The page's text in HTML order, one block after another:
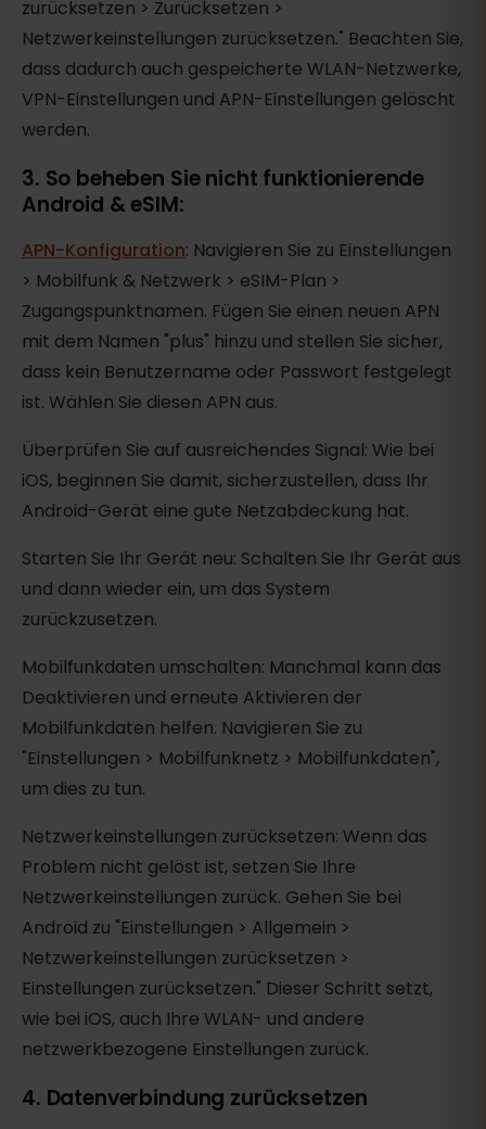
zurücksetzen > Zurücksetzen >
Netzwerkeinstellungen zurücksetzen." Beachten Sie,
dass dadurch auch gespeicherte WLAN-Netzwerke,
VPN-Einstellungen und APN-Einstellungen gelöscht
werden.
3. So beheben Sie nicht funktionierende
Android & eSIM:
APN-Konfiguration: Navigieren Sie zu Einstellungen
> Mobilfunk & Netzwerk > eSIM-Plan >
Zugangspunktnamen. Fügen Sie einen neuen APN
mit dem Namen "plus" hinzu und stellen Sie sicher,
dass kein Benutzername oder Passwort festgelegt
ist. Wählen Sie diesen APN aus.
Überprüfen Sie auf ausreichendes Signal: Wie bei
iOS, beginnen Sie damit, sicherzustellen, dass Ihr
Android-Gerät eine gute Netzabdeckung hat.
Starten Sie Ihr Gerät neu: Schalten Sie Ihr Gerät aus
und dann wieder ein, um das System
zurückzusetzen.
Mobilfunkdaten umschalten: Manchmal kann das
Deaktivieren und erneute Aktivieren der
Mobilfunkdaten helfen. Navigieren Sie zu
"Einstellungen > Mobilfunknetz > Mobilfunkdaten",
um dies zu tun.
Netzwerkeinstellungen zurücksetzen: Wenn das
Problem nicht gelöst ist, setzen Sie Ihre
Netzwerkeinstellungen zurück. Gehen Sie bei
Android zu "Einstellungen > Allgemein >
Netzwerkeinstellungen zurücksetzen >
Einstellungen zurücksetzen." Dieser Schritt setzt,
wie bei iOS, auch Ihre WLAN- und andere
netzwerkbezogene Einstellungen zurück.
4. Datenverbindung zurücksetzen